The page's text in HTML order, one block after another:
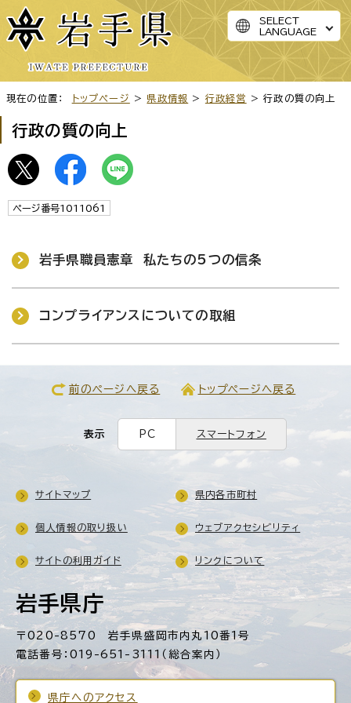
SELECT
LANGUAGE
現在の位置： トップページ > 県政情報 > 行政経営 > 行政の質の向上
行政の質の向上
ページ番号1011061
岩手県職員憲章 私たちの5つの信条
コンプライアンスについての取組
前のページへ戻る トップページへ戻る
表示 PC スマートフォン
岩手県庁
〒020-8570 岩手県盛岡市内丸10番1号
電話番号：019-651-3111（総合案内）
県庁へのアクセス
サイトマップ 県内各市町村
個人情報の取り扱い ウェブアクセシビリティ
サイトの利用ガイド リンクについて